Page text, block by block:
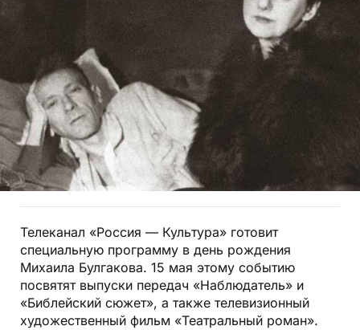
Телеканал «Россия — Культура» готовит
специальную программу в день рождения
Михаила Булгакова. 15 мая этому событию
посвятят выпуски передач «Наблюдатель» и
«Библейский сюжет», а также телевизионный
художественный фильм «Театральный роман».